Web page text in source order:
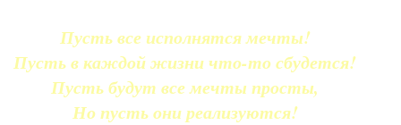
Пусть все исполнятся мечты!
Пусть в каждой жизни что-то сбудется!
Пусть будут все мечты просты,
Но пусть они реализуются!